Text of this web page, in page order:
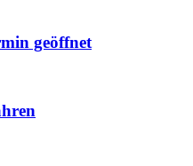
geöffnet